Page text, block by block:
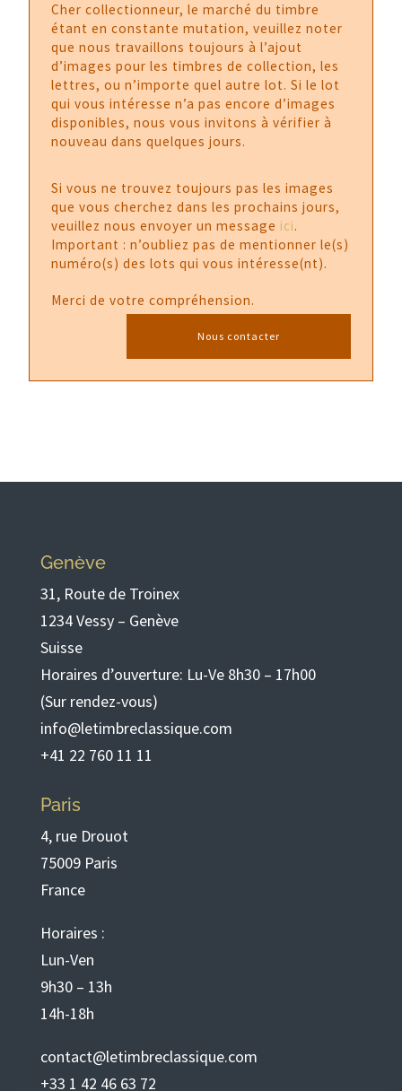
Cher collectionneur, le marché du timbre
étant en constante mutation, veuillez noter
que nous travaillons toujours à l’ajout
d’images pour les timbres de collection, les
lettres, ou n’importe quel autre lot. Si le lot
qui vous intéresse n’a pas encore d’images
disponibles, nous vous invitons à vérifier à
nouveau dans quelques jours.
Si vous ne trouvez toujours pas les images
que vous cherchez dans les prochains jours,
veuillez nous envoyer un message ici.
Important : n’oubliez pas de mentionner le(s)
numéro(s) des lots qui vous intéresse(nt).
Merci de votre compréhension.
Nous contacter
Genève
31, Route de Troinex
1234 Vessy – Genève
Suisse
Horaires d’ouverture: Lu-Ve 8h30 – 17h00
(Sur rendez-vous)
info@letimbreclassique.com
+41 22 760 11 11
Paris
4, rue Drouot
75009 Paris
France
Horaires :
Lun-Ven
9h30 – 13h
14h-18h
contact@letimbreclassique.com
+33 1 42 46 63 72